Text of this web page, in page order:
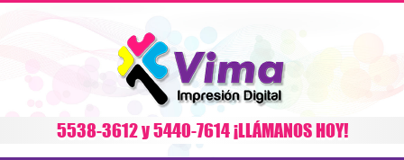
5538-3612 y 5440-7614 ¡LLÁMANOS HOY!